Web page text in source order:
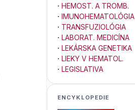
· HEMOST. A TROMB.
· IMUNOHEMATOLÓGIA
· TRANSFUZIOLÓGIA
· LABORAT. MEDICÍNA
· LEKÁRSKA GENETIKA
· LIEKY V HEMATOL.
· LEGISLATIVA
ENCYKLOPEDIE